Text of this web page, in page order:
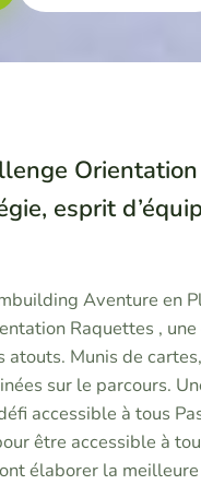
esprit
Aventure en
Raquettes ,
Munis de
sur le parcours.
accessible à tous
être accessible à
élaborer la